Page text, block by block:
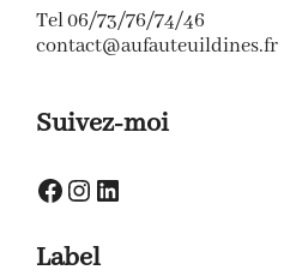
Tel 06/73/76/74/46
contact@aufauteuildines.fr
Suivez-moi
Facebook
Instagram
LinkedIn
Label